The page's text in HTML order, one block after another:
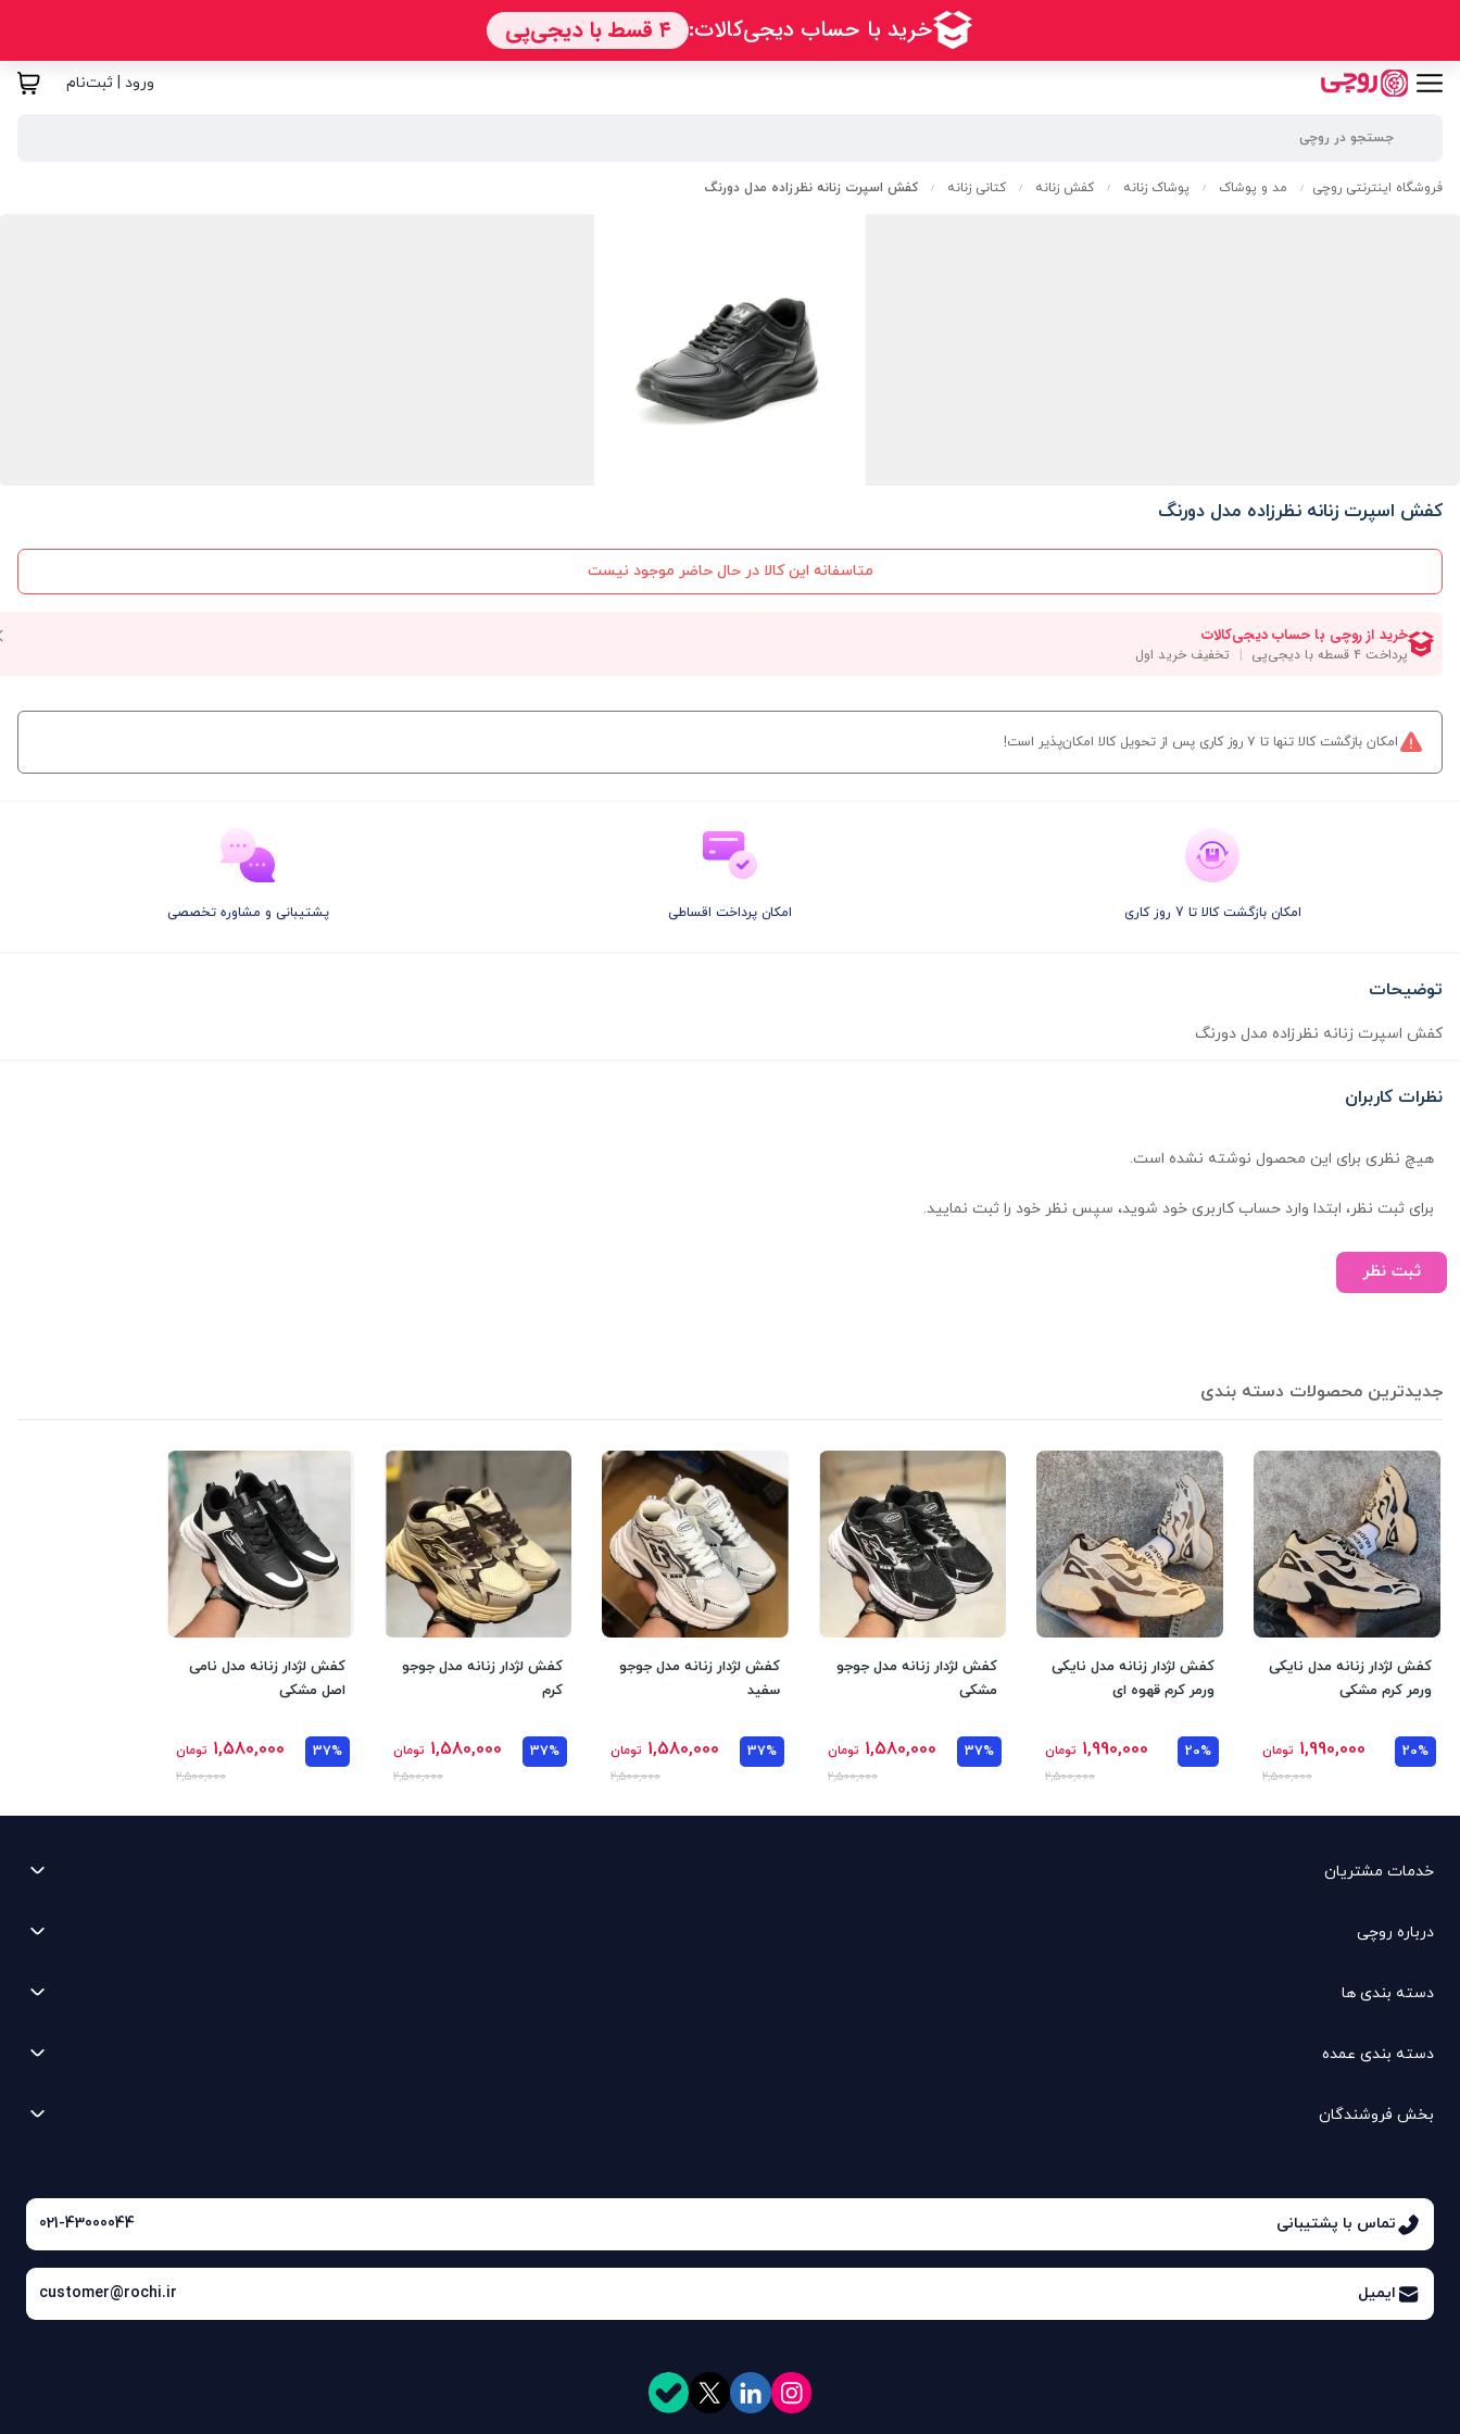
ورود | ثبت‌نام
فروشگاه اینترنتی روچی / مد و پوشاک / پوشاک زنانه / کفش زنانه / کتانی زنانه / کفش اسپرت زنانه نظرزاده مدل دورنگ
کفش اسپرت زنانه نظرزاده مدل دورنگ
متاسفانه این کالا در حال حاضر موجود نیست
امکان بازگشت کالا تنها تا ۷ روز کاری پس از تحویل کالا امکان‌پذیر است!
امکان بازگشت کالا تا 7 روز کاری امکان پرداخت اقساطی پشتیبانی و مشاوره تخصصی
توضیحات
کفش اسپرت زنانه نظرزاده مدل دورنگ
نظرات کاربران
هیچ نظری برای این محصول نوشته نشده است.
برای ثبت نظر، ابتدا وارد حساب کاربری خود شوید، سپس نظر خود را ثبت نمایید.
ثبت نظر
جدیدترین محصولات دسته بندی
کفش لژدار زنانه مدل نایکی
ورمر کرم مشکی
20%
1,990,000 تومان
2,500,000
کفش لژدار زنانه مدل نایکی
ورمر کرم قهوه ای
20%
1,990,000 تومان
2,500,000
کفش لژدار زنانه مدل جوجو
مشکی
37%
1,580,000 تومان
2,500,000
کفش لژدار زنانه مدل جوجو
سفید
37%
1,580,000 تومان
2,500,000
کفش لژدار زنانه مدل جوجو
کرم
37%
1,580,000 تومان
2,500,000
کفش لژدار زنانه مدل نامی
اصل مشکی
37%
1,580,000 تومان
2,500,000
خدمات مشتریان
درباره روچی
دسته بندی ها
دسته بندی عمده
بخش فروشندگان
تماس با پشتیبانی 021-43000044
ایمیل customer@rochi.ir